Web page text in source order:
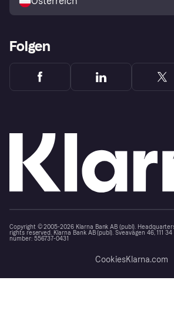
Folgen
Copyright © 2005-2026 Klarna Bank AB (publ).
rights reserved. Klarna Bank AB (publ). Sveavägen 46, 111
number: 556737-0431
CookiesKlarna.com